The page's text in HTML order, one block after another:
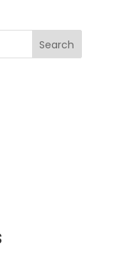
Search